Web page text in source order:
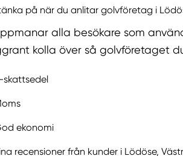
på när du anlitar golvföretag i
alla besökare som
kolla över så golvföretaget
skattsedel
ekonomi
recensioner från kunder i Lödöse,